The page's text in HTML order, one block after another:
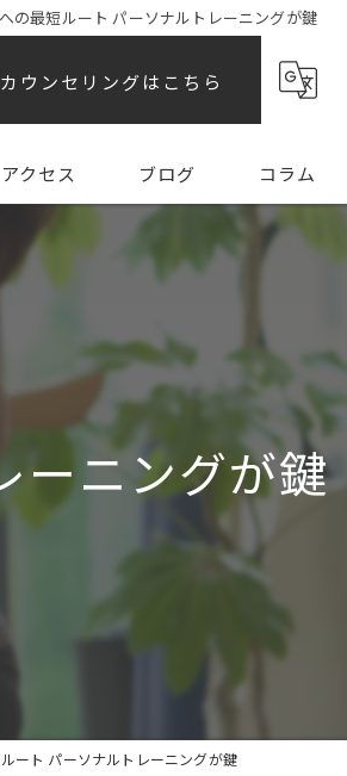
の最短ルート パーソナルトレーニングが鍵
ウンセリングはこちら
アクセス ブログ コラム
ーニングが鍵
ート パーソナルトレーニングが鍵